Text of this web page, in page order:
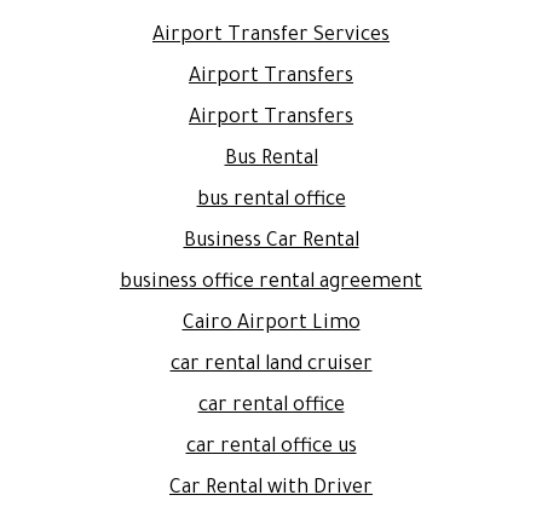
Airport Transfer Services
Airport Transfers
Airport Transfers
Bus Rental
bus rental office
Business Car Rental
business office rental agreement
Cairo Airport Limo
car rental land cruiser
car rental office
car rental office us
Car Rental with Driver